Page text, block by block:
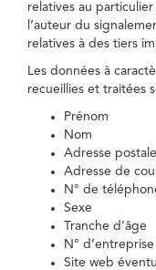
relatives au
l’auteur du
relatives à des tiers
Les données à
recueillies et traitées
Prénom
Nom
Adresse postale
Adresse de
N° de
Sexe
Tranche d’âge
N°
Site web